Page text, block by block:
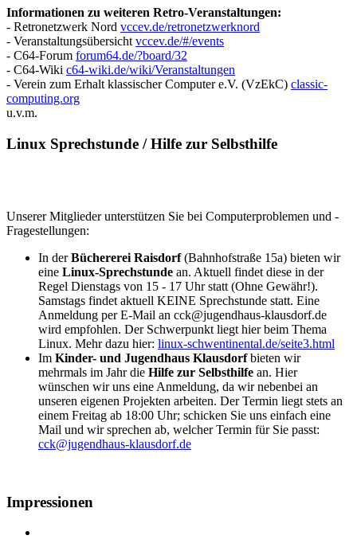
Informationen zu weiteren Retro-Veranstaltungen:
- Retronetzwerk Nord vccev.de/retronetzwerknord
- Veranstaltungsübersicht vccev.de/#/events
- C64-Forum forum64.de/?board/32
- C64-Wiki c64-wiki.de/wiki/Veranstaltungen
- Verein zum Erhalt klassischer Computer e.V. (VzEkC) classic-
computing.org
u.v.m.
Linux Sprechstunde / Hilfe zur Selbsthilfe
Unserer Mitglieder unterstützen Sie bei Computerproblemen und -
Fragestellungen:
In derBüchererei Raisdorf(Bahnhofstraße 15a) bieten wir
eine Linux-Sprechstunde an. Aktuell findet diese in der
Regel Dienstags von 15 - 17 Uhr statt (Ohne Gewähr!).
Samstags findet aktuell KEINE Sprechstunde statt. Eine
Anmeldung per E-Mail an cck@jugendhaus-klausdorf.de
wird empfohlen. Der Schwerpunkt liegt hier beim Thema
Linux. Mehr dazu hier: linux-schwentinental.de/seite3.html
Im Kinder- und Jugendhaus Klausdorfbieten wir
mehrmals im Jahr die Hilfe zur Selbsthilfe an. Hier
wünschen wir uns eine Anmeldung, da wir nebenbei an
unseren eigenen Projekten arbeiten. Der Termin liegt stets an
einem Freitag ab 18:00 Uhr; schicken Sie uns einfach eine
Mail und wir sprechen ab, welcher Termin für Sie passt:
cck@jugendhaus-klausdorf.de
Impressionen